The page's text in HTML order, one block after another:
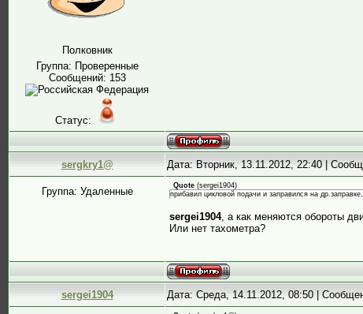
Полковник
Группа: Проверенные
Сообщений: 153
Статус:
sergkry1@ Дата: Вторник, 13.11.2012, 22:40 |
Группа: Удаленные Quote (sergei1904)
прибавил цикловой подачи и заправился на
sergei1904, а как меняются обороты
Или нет тахометра?
sergei1904 Дата: Среда, 14.11.2012, 08:50 |